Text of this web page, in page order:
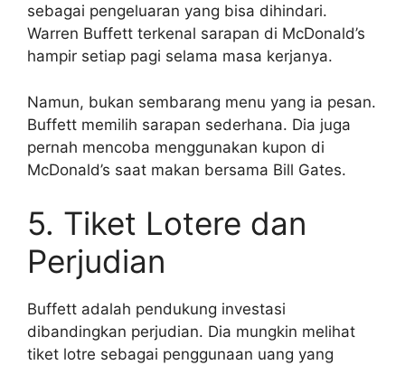
sebagai pengeluaran yang bisa dihindari.
Warren Buffett terkenal sarapan di McDonald’s
hampir setiap pagi selama masa kerjanya.
Namun, bukan sembarang menu yang ia pesan.
Buffett memilih sarapan sederhana. Dia juga
pernah mencoba menggunakan kupon di
McDonald’s saat makan bersama Bill Gates.
5. Tiket Lotere dan
Perjudian
Buffett adalah pendukung investasi
dibandingkan perjudian. Dia mungkin melihat
tiket lotre sebagai penggunaan uang yang